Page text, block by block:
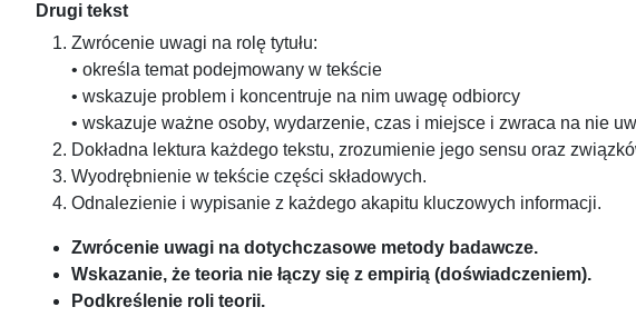
Drugi tekst
Zwrócenie uwagi na rolę tytułu:
• określa temat podejmowany w tekście
• wskazuje problem i koncentruje na nim uwagę odbiorcy
• wskazuje ważne osoby, wydarzenie, czas i miejsce i zwraca na nie
Dokładna lektura każdego tekstu, zrozumienie jego sensu oraz
Wyodrębnienie w tekście części składowych.
Odnalezienie i wypisanie z każdego akapitu kluczowych informacji.
Zwrócenie uwagi na dotychczasowe metody badawcze.
Wskazanie, że teoria nie łączy się z empirią (doświadczeniem).
Podkreślenie roli teorii.